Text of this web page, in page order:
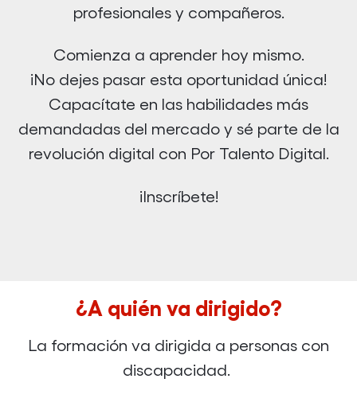
profesionales y compañeros.
Comienza a aprender hoy mismo.
¡No dejes pasar esta oportunidad única!
Capacítate en las habilidades más
demandadas del mercado y sé parte de la
revolución digital con Por Talento Digital.
¡Inscríbete!
¿A quién va dirigido?
La formación va dirigida a personas con
discapacidad.